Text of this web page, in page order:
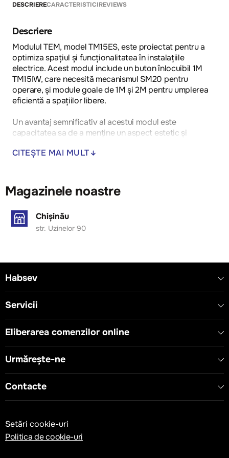
DESCRIERECARACTERISTICIREVIEWS
Descriere
Modulul TEM, model TM15ES, este proiectat pentru a
optimiza spațiul și funcționalitatea în instalațiile
electrice. Acest modul include un buton înlocuibil 1M
TM15IW, care necesită mecanismul SM20 pentru
operare, și module goale de 1M și 2M pentru umplerea
eficientă a spațiilor libere.
Un avantaj semnificativ al acestui modul este
capacitatea sa de a menține un aspect estetic și
murdărie în spațiile neutilizate. De asemenea, instalarea
Acest produs este ideal pentru utilizare în spații
rezidențiale și comerciale, unde estetica și
funcționalitatea sunt prioritare.
CITEȘTE MAI MULT
Magazinele noastre
Chișinău
str. Uzinelor 90
Habsev
Servicii
Eliberarea comenzilor online
Urmărește-ne
Contacte
Setări cookie-uri
Politica de cookie-uri